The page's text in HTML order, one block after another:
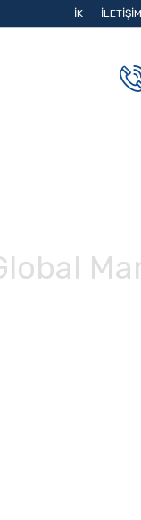
İK İLETIŞIM